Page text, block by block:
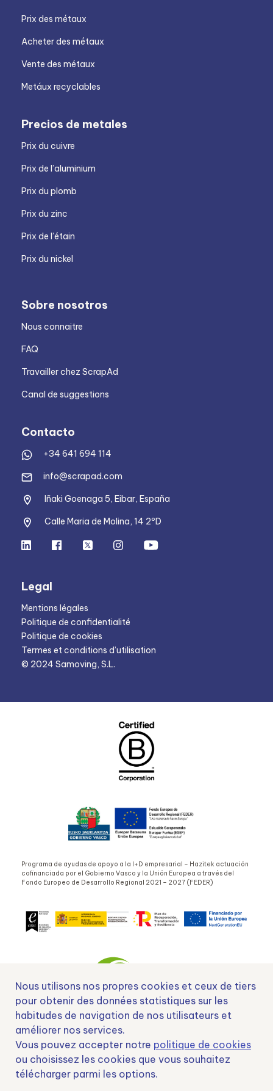
Prix des métaux
Acheter des métaux
Vente des métaux
Metáux recyclables
Precios de metales
Prix du cuivre
Prix de l’aluminium
Prix du plomb
Prix du zinc
Prix de l’étain
Prix du nickel
Sobre nosotros
Nous connaitre
FAQ
Travailler chez ScrapAd
Canal de suggestions
Contacto
+34 641 694 114
info@scrapad.com
Iñaki Goenaga 5, Eibar, España
Calle Maria de Molina, 14 2ºD
Legal
Mentions légales
Politique de confidentialité
Politique de cookies
Termes et conditions d’utilisation
© 2024 Samoving, S.L.
Programa de ayudas de apoyo a la I+D empresarial – Hazitek actuación
cofinanciada por el Gobierno Vasco y la Unión Europea a través del
Fondo Europeo de Desarrollo Regional 2021 – 2027 (FEDER)
Nº EXP 00152378 / SNEO-20222129 Financiado por la Unión Europea –
Nous utilisons nos propres cookies et ceux de tiers
pour obtenir des données statistiques sur les
habitudes de navigation de nos utilisateurs et
améliorer nos services.
Vous pouvez accepter notre politique de cookies
ou choisissez les cookies que vous souhaitez
télécharger parmi les options.